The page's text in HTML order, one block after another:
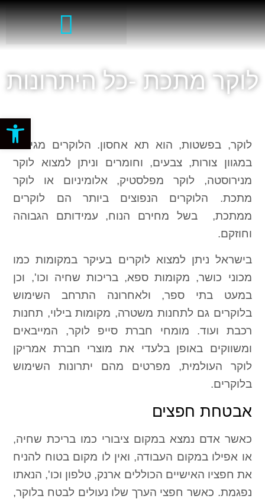
לוקר מתכת -כל היתרונות
לוקר, בפשטות, הוא תא אחסון. הלוקרים מגיעים
במגוון צורות, צבעים, וחומרים וניתן למצוא לוקר
מנירוסטה, לוקר מפלסטיק, אלומיניום או לוקר
מתכת. הלוקרים הנפוצים ביותר הם לוקרים
ממתכת, בשל מחירם הנוח, עמידותם הגבוהה
וחוזקם.
בישראל ניתן למצוא לוקרים בעיקר במקומות כמו
מכוני כושר, מקומות ספא, בריכות שחיה וכו', וכן
במעט בתי ספר, ולאחרונה התרחב השימוש
בלוקרים גם לתחנות משטרה, מקומות בילוי, תחנות
רכבת ועוד. מומחי חברת סייפ לוקר, המייבאים
ומשווקים באופן בלעדי את מוצרי חברת אמריקן
לוקר העולמית, מפרטים מהם יתרונות השימוש
בלוקרים.
אבטחת חפצים
כאשר אדם נמצא במקום ציבורי כמו בריכת שחיה,
או אפילו במקום העבודה, ואין לו מקום בטוח להניח
את חפציו האישיים הכוללים ארנק, טלפון וכו', הנאתו
נפגמת. כאשר חפצי הערך שלו נעולים לבטח בלוקר,
פתח